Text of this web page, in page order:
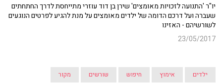
יו"ר 'התנועה לזכויות מאומצים' שירן בן דוד עוזרי מתייחסת לדרך החתחתים
שעברה ועל דרכם הדומה של ילדים מאומצים על מנת להגיע לפרטים הנוגעים
לשורשיהם - האזינו
23/05/2017
ילדים אימוץ חיפוש שורשים מקור